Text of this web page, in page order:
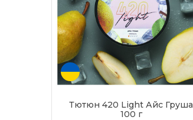
Тютюн 420 Light Айс Груша
100 г